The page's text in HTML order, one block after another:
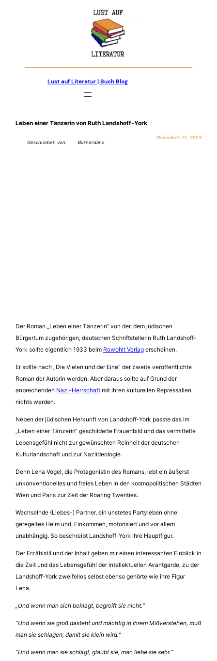
Lust auf Literatur | Buch Blog
Leben einer Tänzerin von Ruth Landshoff-York
Geschrieben von: Burnerdano
November 22, 2023
Der Roman „Leben einer Tänzerin“ von der, dem jüdischen
Bürgertum zugehörigen, deutschen Schriftstellerin Ruth Landshoff-
York sollte eigentlich 1933 beim Rowohlt Verlag erscheinen.
Er sollte nach „Die Vielen und der Eine“ der zweite veröffentlichte
Roman der Autorin werden. Aber daraus sollte auf Grund der
anbrechenden Nazi-Herrschaft mit ihren kulturellen Repressalien
nichts werden.
Neben der jüdischen Herkunft von Landshoff-York passte das im
„Leben einer Tänzerin“ geschilderte Frauenbild und das vermittelte
Lebensgefühl nicht zur gewünschten Reinheit der deutschen
Kulturlandschaft und zur Naziideologie.
Denn Lena Vogel, die Protagonistin des Romans, lebt ein äußerst
unkonventionelles und freies Leben in den kosmopolitischen Städten
Wien und Paris zur Zeit der Roaring Twenties.
Wechselnde (Liebes-) Partner, ein unstetes Partyleben ohne
geregeltes Heim und Einkommen, motorisiert und vor allem
unabhängig. So beschreibt Landshoff-York ihre Hauptfigur.
Der Erzählstil und der Inhalt geben mir einen interessanten Einblick in
die Zeit und das Lebensgefühl der intellektuellen Avantgarde, zu der
Landshoff-York zweifellos selbst ebenso gehörte wie ihre Figur
Lena.
„Und wenn man sich beklagt, begreift sie nicht.“
“Und wenn sie groß dasteht und mächtig in ihrem Mißverstehen, muß
man sie schlagen, damit sie klein wird.“
“Und wenn man sie schlägt, glaubt sie, man liebe sie sehr.“